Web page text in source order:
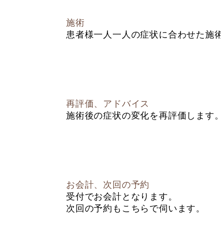
施術
患者様一人一人の症状に合わせた施
再評価、アドバイス
施術後の症状の変化を再評価します
お会計、次回の予約
受付でお会計となります。
次回の予約もこちらで伺います。